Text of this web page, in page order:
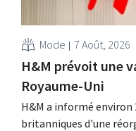
Mode 7 Août, 2026
H&M prévoit une
Royaume-Uni
H&M a informé environ
britanniques d'une